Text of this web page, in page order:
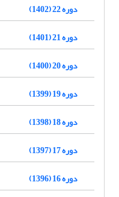
دوره 22 (1402)
دوره 21 (1401)
دوره 20 (1400)
دوره 19 (1399)
دوره 18 (1398)
دوره 17 (1397)
دوره 16 (1396)